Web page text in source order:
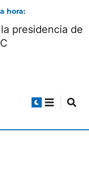
hora:
presidencia de